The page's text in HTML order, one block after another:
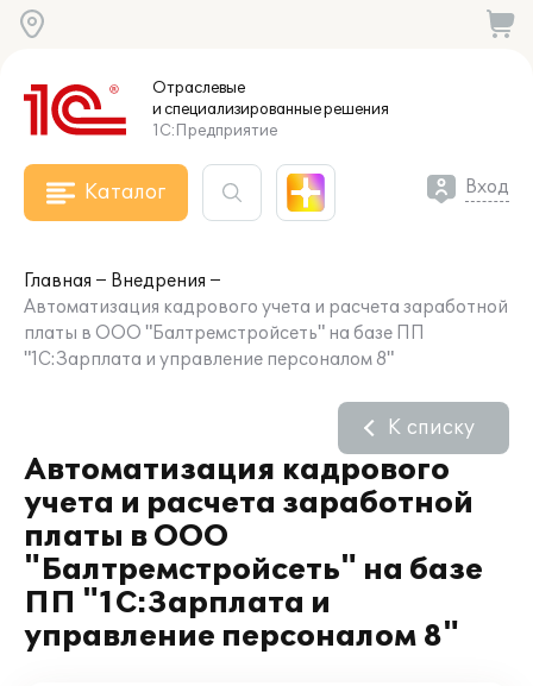
Отраслевые
и специализированныерешения
1С:Предприятие
Каталог Вход
Главная
Внедрения
Автоматизация кадрового учета и расчета заработной
платы в ООО "Балтремстройсеть" на базе ПП
"1С:Зарплата и управление персоналом 8"
Автоматизация кадрового
учета и расчета заработной
платы в ООО
"Балтремстройсеть" на базе
ПП "1С:Зарплата и
управление персоналом 8"
К списку